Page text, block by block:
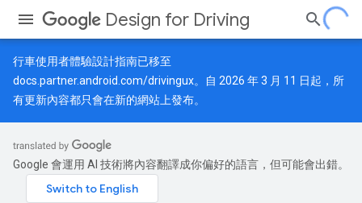
Design for Driving
行車使用者體驗設計指南已移至
docs.partner.android.com/drivingux。自 2026 年 3 月 11 日起，所
有更新內容都只會在新的網站上發布。
Google 會運用 AI 技術將內容翻譯成你偏好的語言，但可能會出錯。